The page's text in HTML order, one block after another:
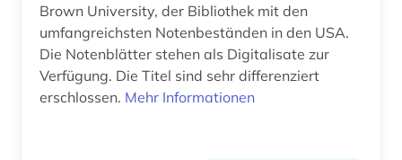
dresden (4)
drittes reich (3)
dvd-video (1)
Brown University, der Bibliothek mit den
umfangreichsten Notenbeständen in den USA.
Die Notenblätter stehen als Digitalisate zur
Verfügung. Die Titel sind sehr differenziert
erschlossen. Mehr Informationen